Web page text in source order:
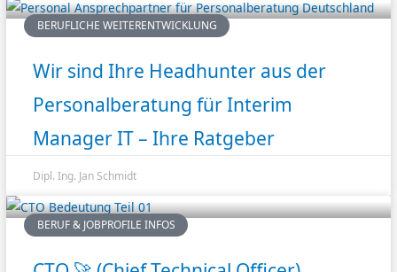
BERUFLICHE WEITERENTWICKLUNG
Wir sind Ihre Headhunter aus der
Personalberatung für Interim
Manager IT – Ihre Ratgeber
Dipl. Ing. Jan Schmidt
BERUF & JOBPROFILE INFOS